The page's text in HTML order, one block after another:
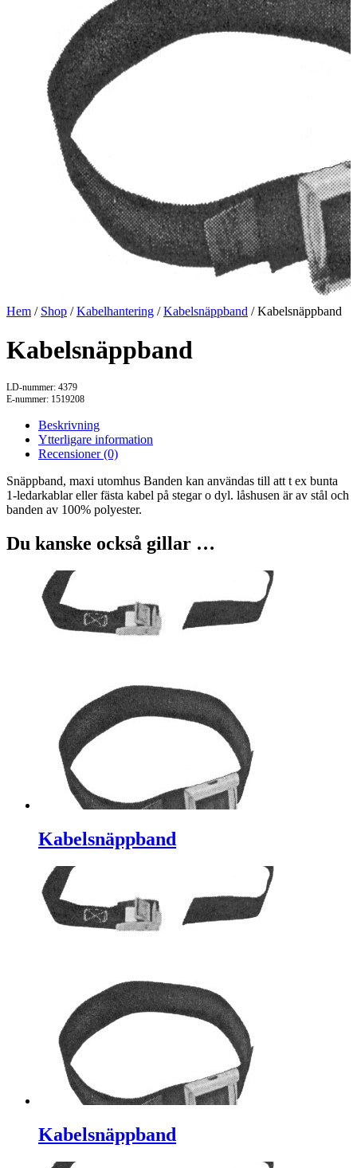
Hem / Shop /Kabelhantering /Kabelsnäppband / Kabelsnäppband
Kabelsnäppband
LD-nummer: 4379
E-nummer: 1519208
Beskrivning
Ytterligare information
Recensioner (0)
Snäppband, maxi utomhus Banden kan användas till att t ex bunta
1-ledarkablar eller fästa kabel på stegar o dyl. låshusen är av stål och
banden av 100% polyester.
Du kanske också gillar …
Kabelsnäppband
Kabelsnäppband